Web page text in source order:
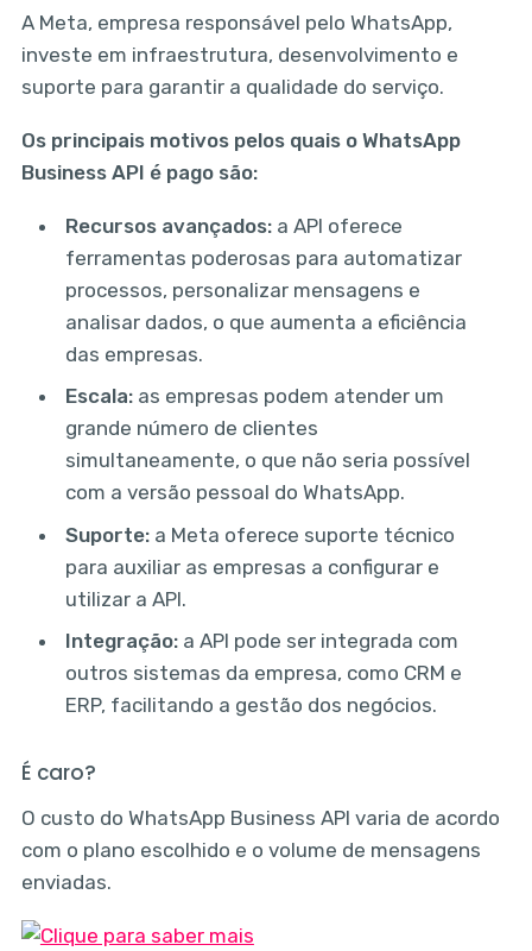
A Meta, empresa responsável pelo WhatsApp,
investe em infraestrutura, desenvolvimento e
suporte para garantir a qualidade do serviço.
Os principais motivos pelos quais o WhatsApp
Business API é pago são:
Recursos avançados: a API oferece
ferramentas poderosas para automatizar
processos, personalizar mensagens e
analisar dados, o que aumenta a eficiência
das empresas.
Escala: as empresas podem atender um
grande número de clientes
simultaneamente, o que não seria possível
com a versão pessoal do WhatsApp.
Suporte: a Meta oferece suporte técnico
para auxiliar as empresas a configurar e
utilizar a API.
Integração: a API pode ser integrada com
outros sistemas da empresa, como CRM e
ERP, facilitando a gestão dos negócios.
É caro?
O custo do WhatsApp Business API varia de acordo
com o plano escolhido e o volume de mensagens
enviadas.